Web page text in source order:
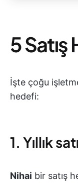
5 Satış
İşte çoğu
hedefi:
1. Yıllık
Nihai bir satış